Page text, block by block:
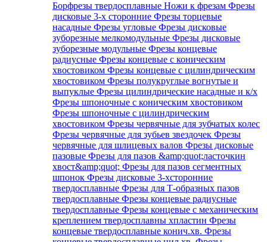
Борфрезы твердосплавные Ножи к фрезам Фрезы
дисковые 3-х сторонние Фрезы торцевые
насадные Фрезы угловые Фрезы дисковые
зуборезные мелкомодульные Фрезы дисковые
зуборезные модульные Фрезы концевые
радиусные Фрезы концевые с коническим
хвостовиком Фрезы концевые с цилиндрическим
хвостовиком Фрезы полукруглые вогнутые и
выпуклые Фрезы цилиндрические насадные и к/х
Фрезы шпоночные с коническим хвостовиком
Фрезы шпоночные с цилиндрическим
хвостовиком Фрезы червячные для зубчатых колес
Фрезы червячные для зубьев звездочек Фрезы
червячные для шлицевых валов Фрезы дисковые
пазовые Фрезы для пазов &amp;quot;ласточкин
хвост&amp;quot; Фрезы для пазов сегментных
шпонок Фрезы дисковые 3-хсторонние
твердосплавные Фрезы для Т-образных пазов
твердосплавные Фрезы концевые радиусные
твердосплавные Фрезы концевые с механическим
креплением твердосплавны хпластин Фрезы
концевые твердосплавные конич.хв. Фрезы